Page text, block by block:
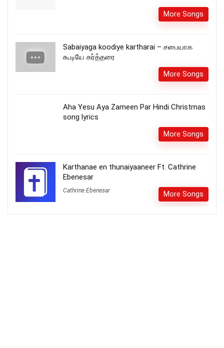
More Songs
Sabaiyaga koodiye kartharai – சபையாக
கூடியே கர்த்தரை
More Songs
Aha Yesu Aya Zameen Par Hindi Christmas
song lyrics
More Songs
Karthanae en thunaiyaaneer Ft. Cathrine
Ebenesar
Cathrine Ebenesar More Songs